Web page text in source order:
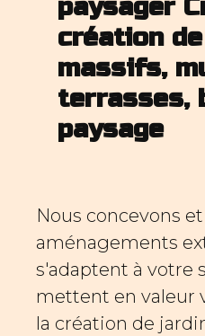
paysager
création
massifs,
terrasses,
paysage
Nous concevons
aménagements
s'adaptent à votre
mettent en valeur
la création de